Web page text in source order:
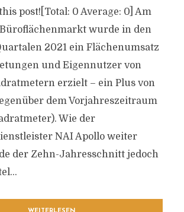
post![Total: 0 Average: 0] Am
wurde in den
2021 ein Flächenumsatz
und Eigennutzer von
erzielt – ein Plus von
dem Vorjahreszeitraum
Wie der
NAI Apollo weiter
der Zehn-Jahresschnitt jedoch